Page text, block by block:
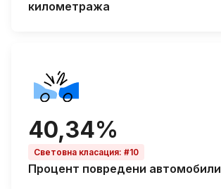
километража
40,34%
Световна класация: #10
Процент повредени автомобили